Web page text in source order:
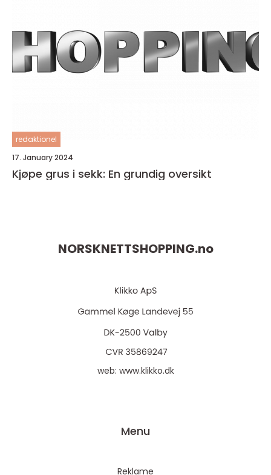
redaktionel
17. January 2024
Kjøpe grus i sekk: En grundig oversikt
NORSKNETTSHOPPING.no
web: www.klikko.dk
Menu
Reklame